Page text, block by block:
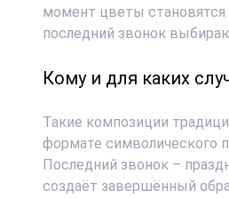
момент цветы
последний звонок
Кому и для каких
Такие композиции
формате символического
Последний звонок –
создаёт завершённый